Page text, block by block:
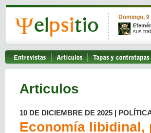
Domingo,
sus
Articulos
10 DE DICIEMBRE DE 2025 |
Economía libidinal,